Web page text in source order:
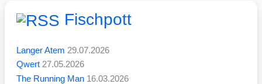
Fischpott
Langer Atem 29.07.2026
Qwert 27.05.2026
The Running Man 16.03.2026